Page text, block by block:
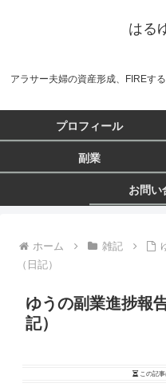
はる
アラサー夫婦の資産形成、FIREす
プロフィール
副業
お問い
ホーム 雑記
（日記）
ゆうの副業進捗報
記）
この記事